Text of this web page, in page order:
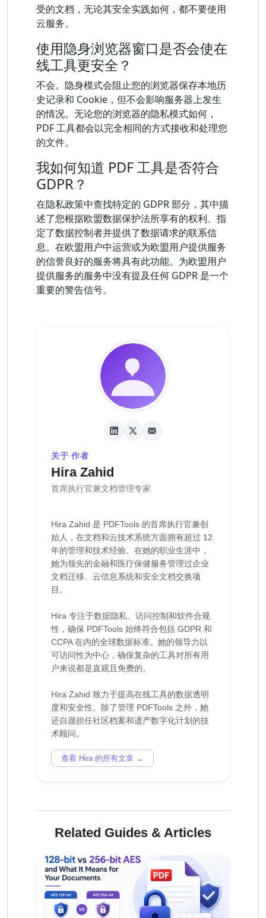
受的文档，无论其安全实践如何，都不要使用
云服务。
使用隐身浏览器窗口是否会使在
线工具更安全？
不会。隐身模式会阻止您的浏览器保存本地历
史记录和 Cookie，但不会影响服务器上发生
的情况。无论您的浏览器的隐私模式如何，
PDF 工具都会以完全相同的方式接收和处理您
的文件。
我如何知道 PDF 工具是否符合
GDPR？
在隐私政策中查找特定的 GDPR 部分，其中描
述了您根据欧盟数据保护法所享有的权利、指
定了数据控制者并提供了数据请求的联系信
息。在欧盟用户中运营或为欧盟用户提供服务
的信誉良好的服务将具有此功能。为欧盟用户
提供服务的服务中没有提及任何 GDPR 是一个
重要的警告信号。
关于 作者
Hira Zahid
首席执行官兼文档管理专家
Hira Zahid 是 PDFTools 的首席执行官兼创
始人，在文档和云技术系统方面拥有超过 12
年的管理和技术经验。在她的职业生涯中，
她为领先的金融和医疗保健服务管理过企业
文档迁移、云信息系统和安全文档交换项
目。
Hira 专注于数据隐私、访问控制和软件合规
性，确保 PDFTools 始终符合包括 GDPR 和
CCPA 在内的全球数据标准。她的领导力以
可访问性为中心，确保复杂的工具对所有用
户来说都是直观且免费的。
Hira Zahid 致力于提高在线工具的数据透明
度和安全性。除了管理 PDFTools 之外，她
还自愿担任社区档案和遗产数字化计划的技
查看 Hira 的所有文章 →
Related Guides & Articles